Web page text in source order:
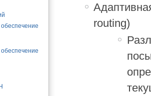
routing)